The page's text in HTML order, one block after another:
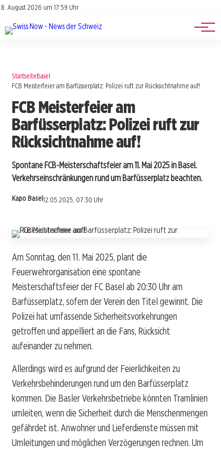
8. August 2026 um 17:59 Uhr
Impressum
Jobs
Events
StartseiteBasel
FCB Meisterfeier am Barfüsserplatz: Polizei ruft zur Rücksichtnahme auf!
FCB Meisterfeier am
Barfüsserplatz: Polizei ruft zur
Rücksichtnahme auf!
Spontane FCB-Meisterschaftsfeier am 11. Mai 2025 in Basel.
Verkehrseinschränkungen rund um Barfüsserplatz beachten.
Kapo Basel12.05.2025, 07:30 Uhr
Am Sonntag, den 11. Mai 2025, plant die
Feuerwehrorganisation eine spontane
Meisterschaftsfeier der FC Basel ab 20:30 Uhr am
Barfüsserplatz, sofern der Verein den Titel gewinnt. Die
Polizei hat umfassende Sicherheitsvorkehrungen
getroffen und appelliert an die Fans, Rücksicht
aufeinander zu nehmen.
Allerdings wird es aufgrund der Feierlichkeiten zu
Verkehrsbehinderungen rund um den Barfüsserplatz
kommen. Die Basler Verkehrsbetriebe könnten Tramlinien
umleiten, wenn die Sicherheit durch die Menschenmengen
gefährdet ist. Anwohner und Lieferdienste müssen mit
Umleitungen und möglichen Verzögerungen rechnen. Um